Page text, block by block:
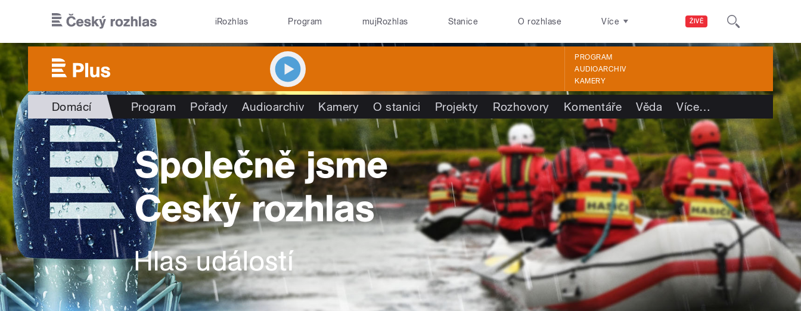
ŽIVĚ
iRozhlas Program mujRozhlas Stanice O rozhlase Více
PROGRAM
AUDIOARCHIV
KAMERY
Domácí Program Pořady Audioarchiv Kamery O stanici Projekty Rozhovory Komentáře Věda Více…